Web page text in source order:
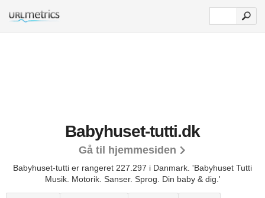
Babyhuset-tutti.dk
Gå til hjemmesiden
Babyhuset-tutti er rangeret 227.297 i Danmark. 'Babyhuset Tutti
Musik. Motorik. Sanser. Sprog. Din baby & dig.'